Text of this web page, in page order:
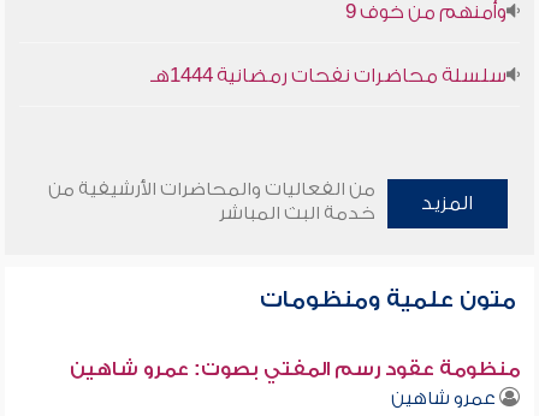
وأمنهم من خوف 9
سلسلة محاضرات نفحات رمضانية 1444هـ
المزيد
من الفعاليات والمحاضرات الأرشيفية من
خدمة البث المباشر
متون علمية ومنظومات
منظومة عقود رسم المفتي بصوت: عمرو شاهين
عمرو شاهين